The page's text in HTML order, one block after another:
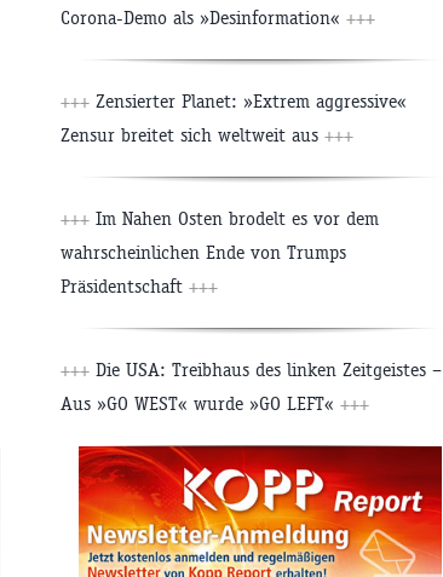
Corona-Demo als »Desinformation« +++
+++ Zensierter Planet: »Extrem aggressive«
Zensur breitet sich weltweit aus +++
+++ Im Nahen Osten brodelt es vor dem
wahrscheinlichen Ende von Trumps
Präsidentschaft +++
+++ Die USA: Treibhaus des linken Zeitgeistes –
Aus »GO WEST« wurde »GO LEFT« +++